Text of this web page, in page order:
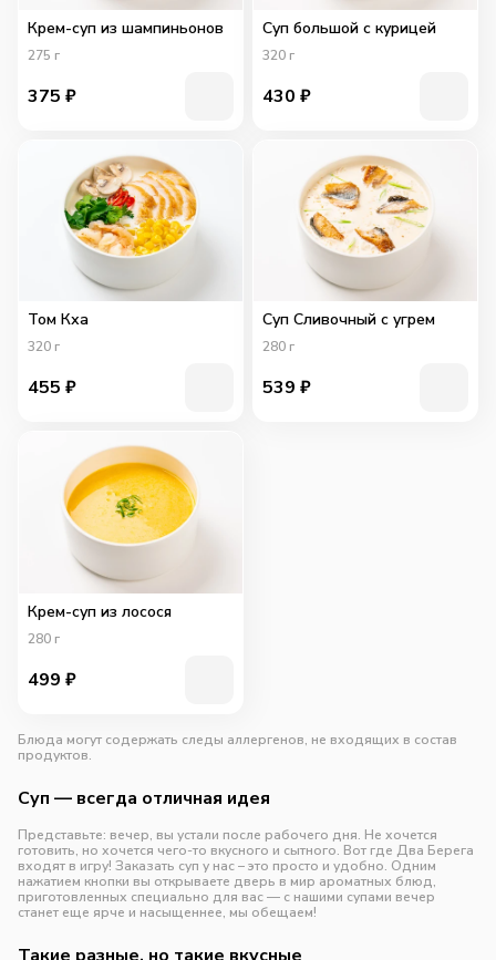
Крем-суп из шампиньонов
275 г
375 ₽
Суп большой с курицей
320 г
430 ₽
Том Кха
320 г
455 ₽
Суп Сливочный с угрем
280 г
539 ₽
Крем-суп из лосося
280 г
499 ₽
Блюда могут содержать следы аллергенов, не входящих в состав
продуктов.
Суп — всегда отличная идея
Представьте: вечер, вы устали после рабочего дня. Не хочется
готовить, но хочется чего-то вкусного и сытного. Вот где Два Берега
входят в игру! Заказать суп у нас – это просто и удобно. Одним
нажатием кнопки вы открываете дверь в мир ароматных блюд,
приготовленных специально для вас — с нашими супами вечер
станет еще ярче и насыщеннее, мы обещаем!